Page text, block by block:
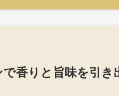
香りと旨味を引き